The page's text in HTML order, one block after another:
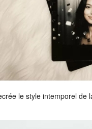
le style intemporel de